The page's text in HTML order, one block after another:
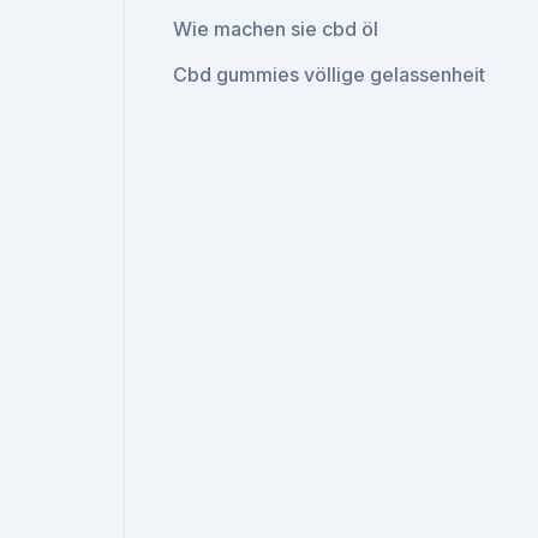
Wie machen sie cbd öl
Cbd gummies völlige gelassenheit